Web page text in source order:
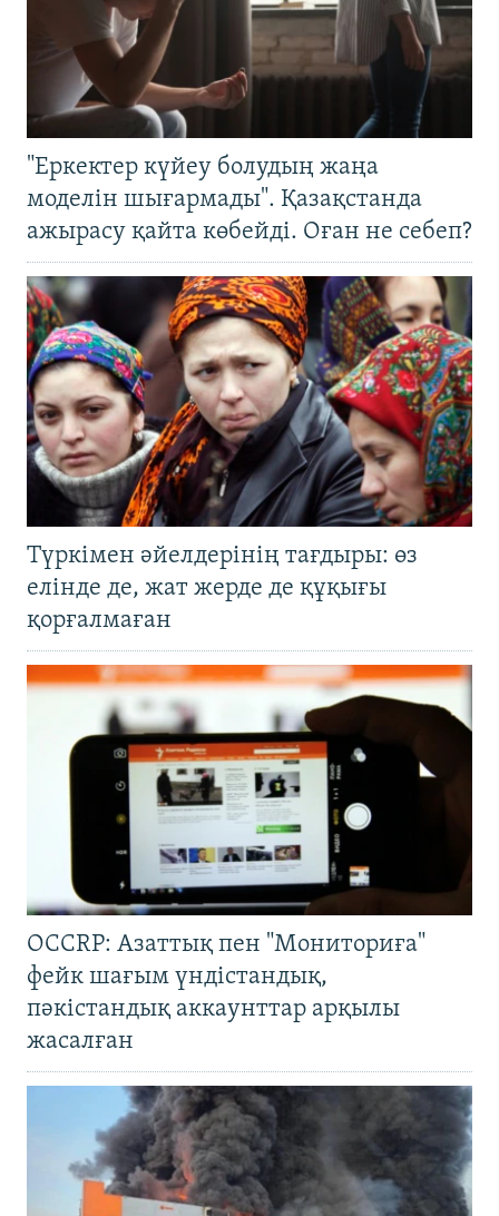
"Еркектер күйеу болудың жаңа
моделін шығармады". Қазақстанда
ажырасу қайта көбейді. Оған не себеп?
Түркімен әйелдерінің тағдыры: өз
елінде де, жат жерде де құқығы
қорғалмаған
OCCRP: Азаттық пен "Мониториға"
фейк шағым үндістандық,
пәкістандық аккаунттар арқылы
жасалған